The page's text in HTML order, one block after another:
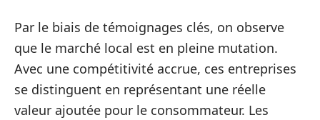
Par le biais de témoignages clés, on observe
que le marché local est en pleine mutation.
Avec une compétitivité accrue, ces entreprises
se distinguent en représentant une réelle
valeur ajoutée pour le consommateur. Les